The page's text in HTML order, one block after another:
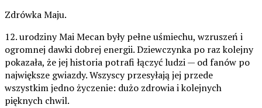
Zdrówka Maju.
12. urodziny Mai Mecan były pełne uśmiechu, wzruszeń i
ogromnej dawki dobrej energii. Dziewczynka po raz kolejny
pokazała, że jej historia potrafi łączyć ludzi — od fanów po
największe gwiazdy. Wszyscy przesyłają jej przede
wszystkim jedno życzenie: dużo zdrowia i kolejnych
pięknych chwil.